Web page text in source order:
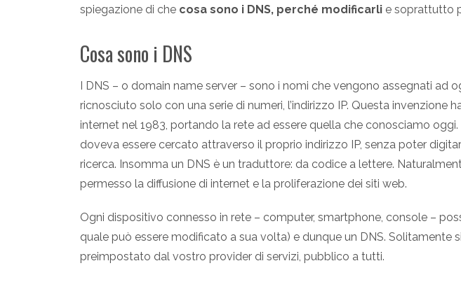
spiegazione di che cosa sono i DNS, perché modificarli e soprattutto
Cosa sono i DNS
I DNS – o domain name server – sono i nomi che vengono assegnati ad
ricnosciuto solo con una serie di numeri, l’indirizzo IP. Questa invenzione
internet nel 1983, portando la rete ad essere quella che conosciamo
doveva essere cercato attraverso il proprio indirizzo IP, senza poter
ricerca. Insomma un DNS è un traduttore: da codice a lettere.
permesso la diffusione di internet e la proliferazione dei siti web.
Ogni dispositivo connesso in rete – computer, smartphone, console –
quale può essere modificato a sua volta) e dunque un DNS. Solitamente
preimpostato dal vostro provider di servizi, pubblico a tutti.